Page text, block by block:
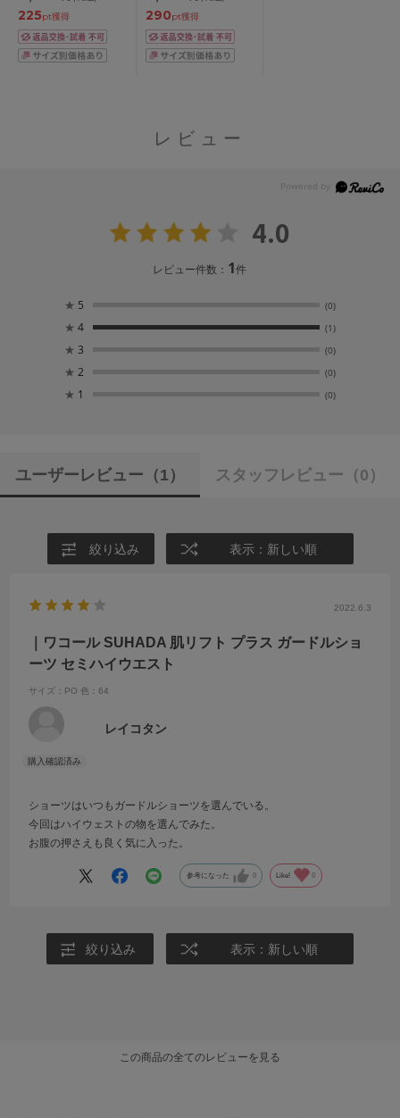
ャストウエスト
58/64/70/76/82
225pt獲得
ト・ロング丈
58/64/70/76/82/90/98
290pt獲得
レビュー
4.0
レビュー件数： 1件
★ 5 (0)
★ 4 (1)
★ 3 (0)
★ 2 (0)
★ 1 (0)
ユーザーレビュー （1） スタッフレビュー （0）
絞り込み 表示：新しい順
2022.6.3
｜ワコール SUHADA 肌リフト プラス ガードルショ
ーツ セミハイウエスト
サイズ：PO 色：64
レイコタン
ショーツはいつもガードルショーツを選んでいる。
今回はハイウェストの物を選んでみた。
お腹の押さえも良く気に入った。
参考になった 0 Like! 0
絞り込み 表示：新しい順
この商品の全てのレビューを見る